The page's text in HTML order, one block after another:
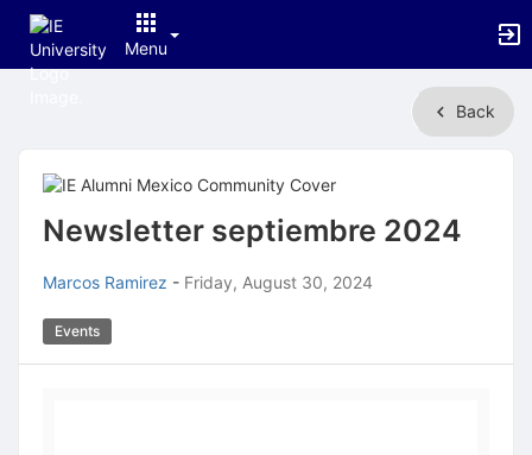
Menu
Content
Back
Newsletter septiembre 2024
Marcos Ramirez - Friday, August 30, 2024
Events